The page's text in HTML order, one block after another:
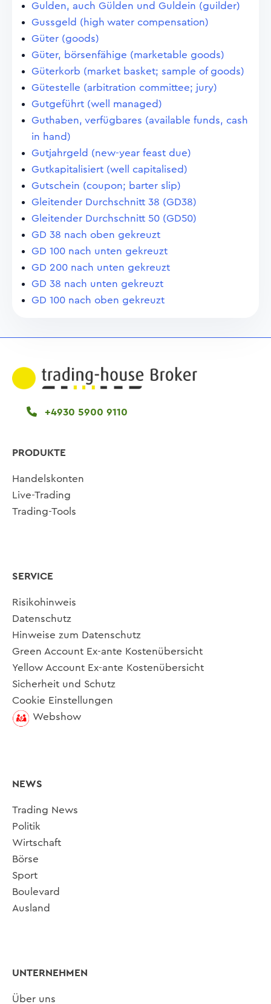
Gulden, auch Gülden und Guldein (guilder)
Gussgeld (high water compensation)
Güter (goods)
Güter, börsenfähige (marketable goods)
Güterkorb (market basket; sample of goods)
Gütestelle (arbitration committee; jury)
Gutgeführt (well managed)
Guthaben, verfügbares (available funds, cash
in hand)
Gutjahrgeld (new-year feast due)
Gutkapitalisiert (well capitalised)
Gutschein (coupon; barter slip)
Gleitender Durchschnitt 38 (GD38)
Gleitender Durchschnitt 50 (GD50)
GD 38 nach oben gekreuzt
GD 100 nach unten gekreuzt
GD 200 nach unten gekreuzt
GD 38 nach unten gekreuzt
GD 100 nach oben gekreuzt
+4930 5900 9110
PRODUKTE
Handelskonten
Live-Trading
Trading-Tools
SERVICE
Risikohinweis
Datenschutz
Hinweise zum Datenschutz
Green Account Ex-ante Kostenübersicht
Yellow Account Ex-ante Kostenübersicht
Sicherheit und Schutz
Cookie Einstellungen
Webshow
NEWS
Trading News
Politik
Wirtschaft
Börse
Sport
Boulevard
Ausland
UNTERNEHMEN
Über uns